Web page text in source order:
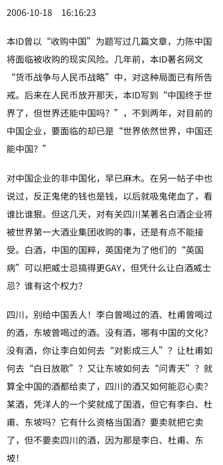
2006-10-18 16:16:23
本ID曾以“收购中国”为题写过几篇文章，力陈中国
将面临被收购的现实风险。几年前，本ID著名网文
“货币战争与人民币战略”中，对这种局面已有所告
戒。后来在人民币放开那天，本ID写到“中国终于世
界了，但世界还能中国吗？”，不到两年，对目前的
中国企业，要面临的却已是“世界依然世界，中国还
能中国？”
对中国企业的非中国化，早已麻木。在另一帖子中也
说过，反正鬼佬的钱也是钱，以后就吸鬼佬血了，看
谁比谁狠。但这几天，对有关四川某著名白酒企业将
被世界第一大酒业集团收购的事，还是有点不能接
受。白酒，中国的国粹，英国佬为了他们的“英国
病”可以把威士忌搞得更GAY，但凭什么让白酒威士
忌？谁有这个权力？
四川，别给中国丢人！李白曾喝过的酒、杜甫曾喝过
的酒，东坡曾喝过的酒。没有酒，哪有中国的文化？
没有酒，你让李白如何去“对影成三人”？让杜甫如
何去“白日放歌”？又让东坡如何去“问青天”？就
算全中国的酒都给卖了，四川的酒又如何能忍心卖？
某酒，凭洋人的一个奖就成了国酒，但它有李白、杜
甫、东坡吗？它有什么资格当国酒？要卖就把它卖
了，但不要卖四川的酒，因为那是李白、杜甫、东
坡！